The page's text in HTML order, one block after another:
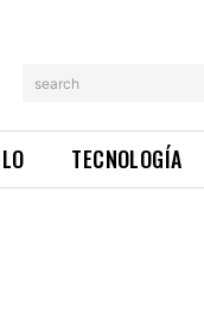
search
TECNOLOGÍA